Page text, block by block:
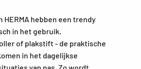
HERMA hebben een trendy
in het gebruik.
of plakstift - de praktische
in het dagelijkse